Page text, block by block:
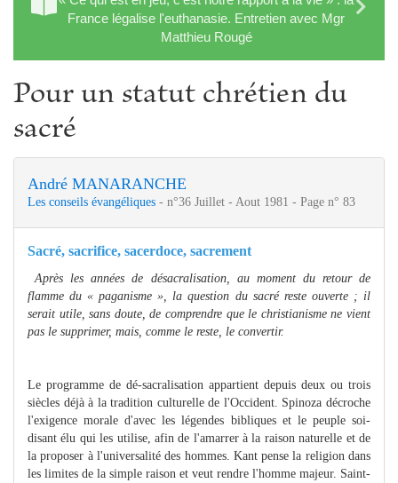
France légalise l'euthanasie. Entretien avec Mgr
Matthieu Rougé
Pour un statut chrétien du
sacré
André MANARANCHE
Les conseils évangéliques - n°36 Juillet - Aout 1981 - Page n° 83
Sacré, sacrifice, sacerdoce, sacrement
Après les années de désacralisation, au moment du retour de
flamme du « paganisme », la question du sacré reste ouverte ; il
serait utile, sans doute, de comprendre que le christianisme ne vient
pas le supprimer, mais, comme le reste, le convertir.
Le programme de dé-sacralisation appartient depuis deux ou trois
siècles déjà à la tradition culturelle de l'Occident. Spinoza décroche
l'exigence morale d'avec les légendes bibliques et le peuple soi-
disant élu qui les utilise, afin de l'amarrer à la raison naturelle et de
la proposer à l'universalité des hommes. Kant pense la religion dans
les limites de la simple raison et veut rendre l'homme majeur. Saint-